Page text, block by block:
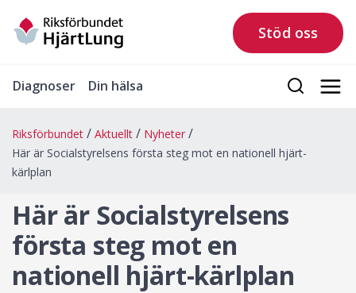
Stöd oss
Diagnoser Din hälsa
Riksförbundet Aktuellt
Nyheter
Här är Socialstyrelsens första steg mot en nationell hjärt-
kärlplan
Här är Socialstyrelsens
första steg mot en
nationell hjärt-kärlplan